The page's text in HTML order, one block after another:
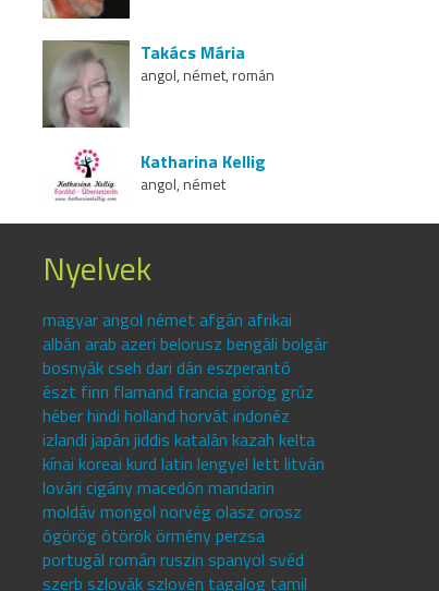
Takács Mária
angol, német, román
Katharina Kellig
angol, német
Nyelvek
magyar angol német afgán afrikai
albán arab azeri belorusz bengáli bolgár
bosnyák cseh dari dán eszperantó
észt finn flamand francia görög grúz
héber hindi holland horvát indonéz
izlandi japán jiddis katalán kazah kelta
kínai koreai kurd latin lengyel lett litván
lovári cigány macedón mandarin
moldáv mongol norvég olasz orosz
ógörög ótörök örmény perzsa
portugál román ruszin spanyol svéd
szerb szlovák szlovén tagalog tamil